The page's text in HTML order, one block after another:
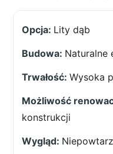
Lity dąb
Naturalne
Wysoka
konstrukcji